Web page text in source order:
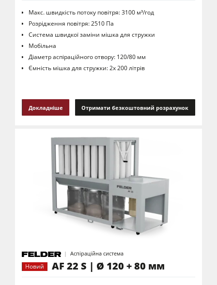
Макс. швидкість потоку повітря: 3100 м³/год
Розрідження повітря: 2510 Па
Система швидкої заміни мішка для стружки
Мобільна
Діаметр аспіраційного отвору: 120/80 мм
Ємність мішка для стружки: 2х 200 літрів
Докладніше Отримати безкоштовний розрахунок
Аспіраційна система
Новий
AF 22 S | Ø 120 + 80 мм